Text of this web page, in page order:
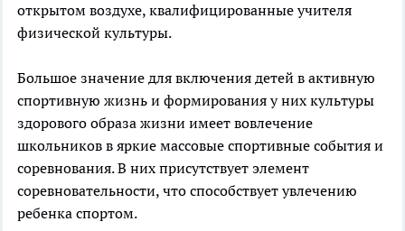
открытом воздухе, квалифицированные учителя
физической культуры.
Большое значение для включения детей в активную
спортивную жизнь и формирования у них культуры
здорового образа жизни имеет вовлечение
школьников в яркие массовые спортивные события и
соревнования. В них присутствует элемент
соревновательности, что способствует увлечению
ребенка спортом.